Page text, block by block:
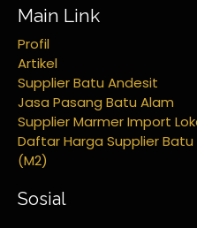
Main Link
Profil
Artikel
Supplier Batu Andesit
Jasa Pasang Batu Alam
Supplier Marmer Import
Daftar Harga Supplier
(M2)
Sosial